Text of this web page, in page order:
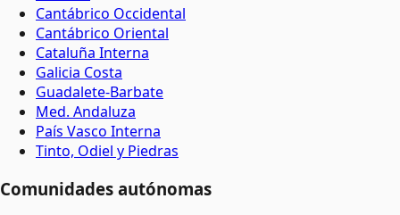
Cantábrico Occidental
Cantábrico Oriental
Cataluña Interna
Galicia Costa
Guadalete-Barbate
Med. Andaluza
País Vasco Interna
Tinto, Odiel y Piedras
Comunidades autónomas